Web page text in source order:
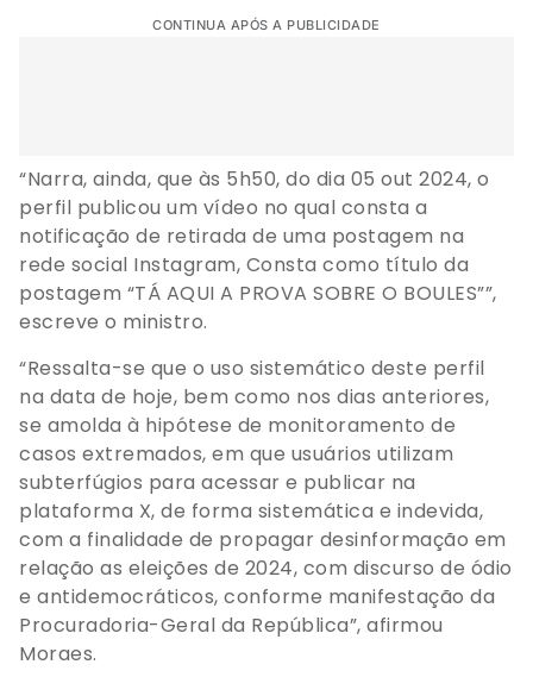
CONTINUA APÓS A PUBLICIDADE
“Narra, ainda, que às 5h50, do dia 05 out 2024, o
perfil publicou um vídeo no qual consta a
notificação de retirada de uma postagem na
rede social Instagram, Consta como título da
postagem “TÁ AQUI A PROVA SOBRE O BOULES””,
escreve o ministro.
“Ressalta-se que o uso sistemático deste perfil
na data de hoje, bem como nos dias anteriores,
se amolda à hipótese de monitoramento de
casos extremados, em que usuários utilizam
subterfúgios para acessar e publicar na
plataforma X, de forma sistemática e indevida,
com a finalidade de propagar desinformação em
relação as eleições de 2024, com discurso de ódio
e antidemocráticos, conforme manifestação da
Procuradoria-Geral da República”, afirmou
Moraes.